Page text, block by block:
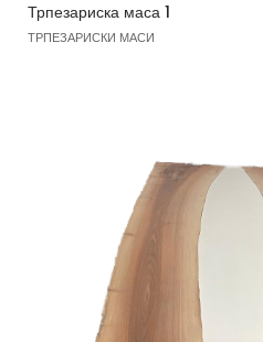
Трпезариска маса 1
ТРПЕЗАРИСКИ МАСИ